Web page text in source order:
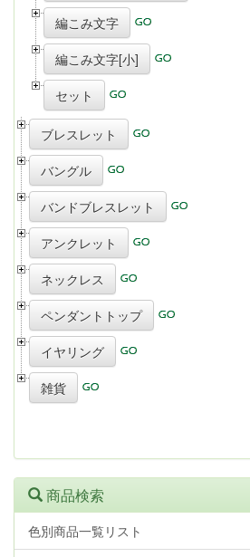
編こみ文字
編こみ文字[小]
セット
ブレスレット
バングル
バンドブレスレット
アンクレット
ネックレス
ペンダントトップ
イヤリング
雑貨
商品検索
色別商品一覧リスト